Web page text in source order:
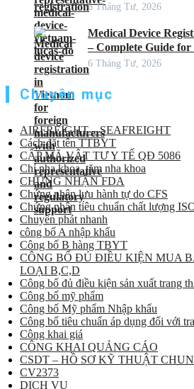
6 Tháng Tư, 2026
Medical Device
– Complete Guide
6 Tháng Tư, 2026
Chuyên mục
AIRFREIGHT – SEAFREIGHT
Cách đặt tên TTBYT
CẤP MÃ VẬT TƯ Y TẾ QĐ 5086
Chỉ nha khoa, tăm nha khoa
CHỨNG NHẬN FDA
Chứng nhận lưu hành tự do CFS
Chứng nhận tiêu chuẩn chất lượng
Chuyển phát nhanh
công bố A nhập khẩu
Công bố B hàng TBYT
CÔNG BỐ ĐỦ ĐIỀU KIỆN MUA
LOẠI B,C,D
Công bố đủ điều kiện sản xuất trang
Công bố mỹ phẩm
Công bố Mỹ phẩm Nhập khẩu
Công bố tiêu chuẩn áp dụng đối với
Công khai giá
CÔNG KHAI QUẢNG CÁO
CSDT – HỒ SƠ KỸ THUẬT
CV2373
DỊCH VỤ